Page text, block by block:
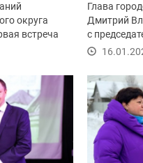
округа
встреча
Глава
Дмитрий
с